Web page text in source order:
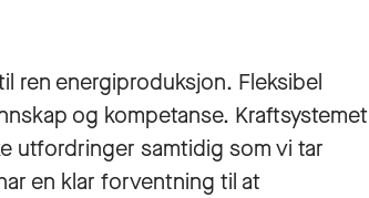
ren energiproduksjon. Fleksibel
og kompetanse. Kraftsystemet
utfordringer samtidig som vi tar
en klar forventning til at